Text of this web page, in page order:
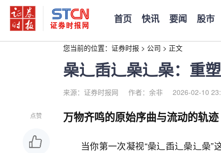
首页 快讯 要闻 股市
您当前的位置： 证券时报 > 公司 > 正文
喿辶臿辶喿辶喿：重
来源：证券时报网 作者：余非 2026-02-10
点赞 万物齐鸣的原始序曲与流动的轨迹
当你第一次凝视“喿辶臿辶喿辶喿